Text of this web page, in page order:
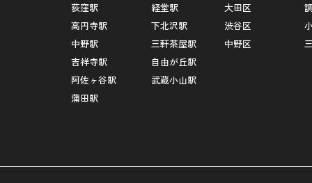
荻窪駅
高円寺駅
中野駅
吉祥寺駅
阿佐ヶ谷駅
蒲田駅
経堂駅
下北沢駅
三軒茶屋駅
自由が丘駅
武蔵小山駅
大田区
渋谷区
中野区